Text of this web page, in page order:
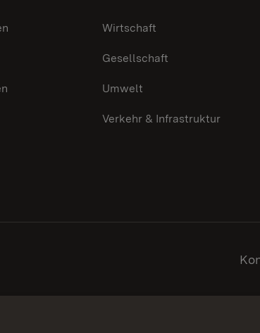
Wirtschaft
Gesellschaft
Umwelt
Verkehr & Infrastruktur